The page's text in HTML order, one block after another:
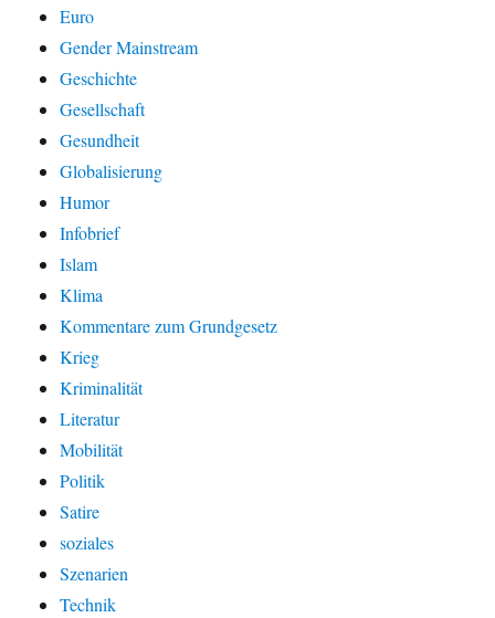
Euro
Gender Mainstream
Geschichte
Gesellschaft
Gesundheit
Globalisierung
Humor
Infobrief
Islam
Klima
Kommentare zum Grundgesetz
Krieg
Kriminalität
Literatur
Mobilität
Politik
Satire
soziales
Szenarien
Technik